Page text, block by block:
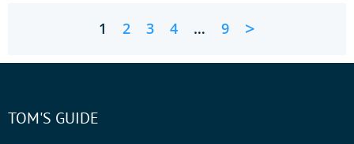
1 2 3 4 … 9 >
TOM'S GUIDE